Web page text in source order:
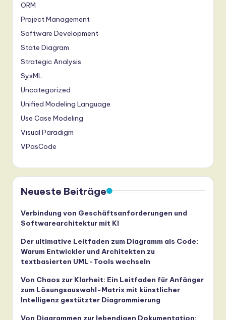
ORM
Project Management
Software Development
State Diagram
Strategic Analysis
SysML
Uncategorized
Unified Modeling Language
Use Case Modeling
Visual Paradigm
VPasCode
Neueste Beiträge
Verbindung von Geschäftsanforderungen und
Softwarearchitektur mit KI
Der ultimative Leitfaden zum Diagramm als Code:
Warum Entwickler und Architekten zu
textbasierten UML-Tools wechseln
Von Chaos zur Klarheit: Ein Leitfaden für Anfänger
zum Lösungsauswahl-Matrix mit künstlicher
Intelligenz gestützter Diagrammierung
Von Diagrammen zur lebendigen Dokumentation: